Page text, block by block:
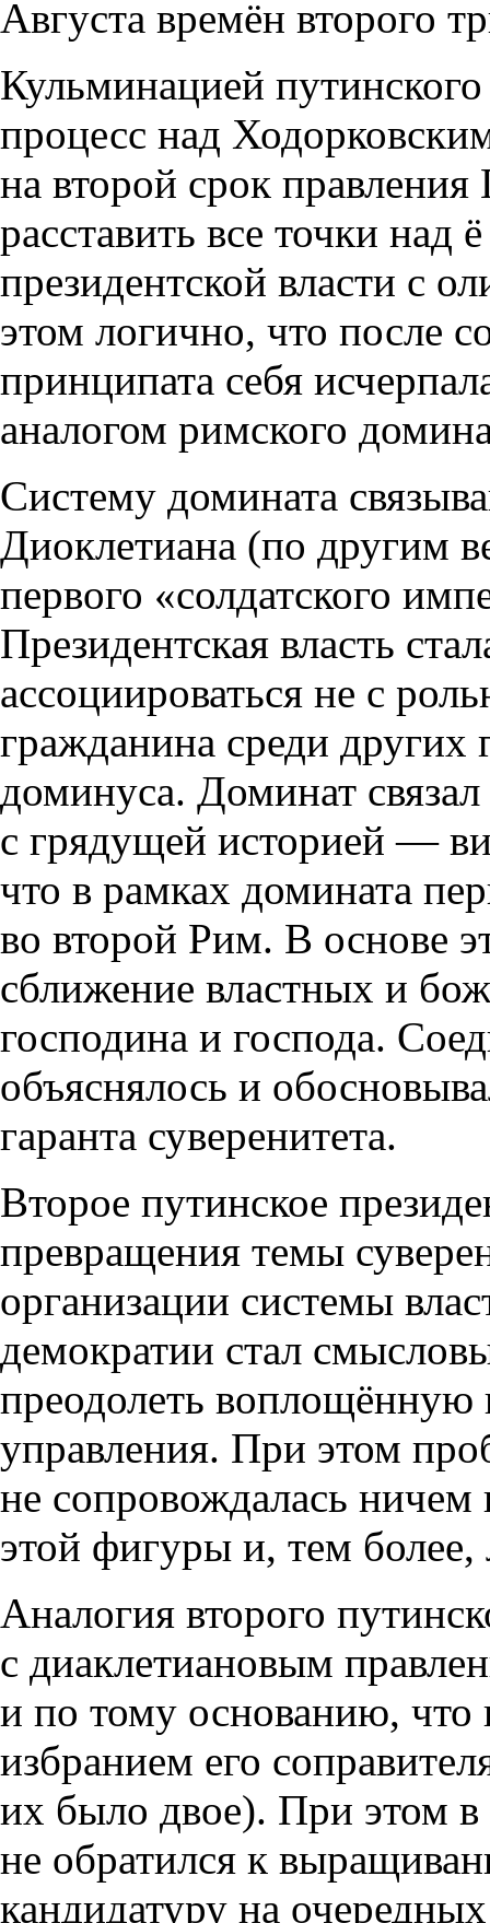
Августа времён второго
Кульминацией
процесс над
на второй срок
расставить все точки над
президентской власти с
этом логично, что после
принципата себя
аналогом римского
Систему домината
Диоклетиана (по другим
первого «солдатского
Президентская власть
ассоциироваться не с
гражданина среди других
доминуса. Доминат
с грядущей историей —
что в рамках домината
во второй Рим. В основе
сближение властных и
господина и господа.
объяснялось и
гаранта суверенитета.
Второе путинское
превращения темы
организации системы
демократии стал
преодолеть воплощённую
управления. При этом
не сопровождалась
этой фигуры и, тем
Аналогия второго
с диаклетиановым
и по тому основанию, что
избранием его
их было двое). При этом
не обратился к
кандидатуру на